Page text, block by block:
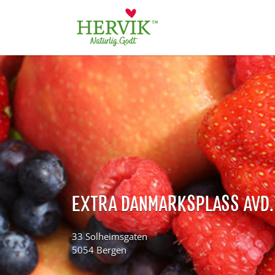
for:
EXTRA DANMARKSPLASS
33 Solheimsgaten
5054 Bergen